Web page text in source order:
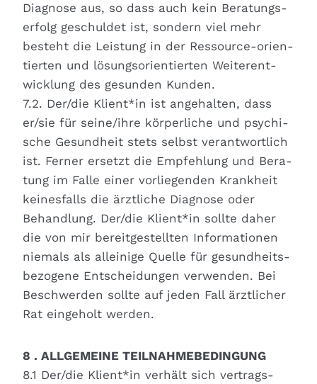
Dia­gno­se aus, so dass auch kein Bera­tungs­
er­folg geschul­det ist, son­dern viel mehr
besteht die Leis­tung in der Res­sour­ce-ori­en­
tier­ten und lösungs­ori­en­tier­ten Wei­ter­ent­
wick­lung des gesun­den Kun­den.
7.2. Der/die Klient*in ist ange­hal­ten, dass
er/sie für seine/ihre kör­per­li­che und psy­chi­
sche Gesund­heit stets selbst ver­ant­wort­lich
ist. Fer­ner ersetzt die Emp­feh­lung und Bera­
tung im Fal­le einer vor­lie­gen­den Krank­heit
kei­nes­falls die ärzt­li­che Dia­gno­se oder
Behand­lung. Der/die Klient*in soll­te daher
die von mir bereit­ge­stell­ten Infor­ma­tio­nen
nie­mals als allei­ni­ge Quel­le für gesund­heits­
be­zo­ge­ne Ent­schei­dun­gen ver­wen­den. Bei
Beschwer­den soll­te auf jeden Fall ärzt­li­cher
Rat ein­ge­holt wer­den.
8 . ALLGEMEINE TEILNAHMEBEDINGUNG
8.1 Der/die Klient*in ver­hält sich ver­trags­